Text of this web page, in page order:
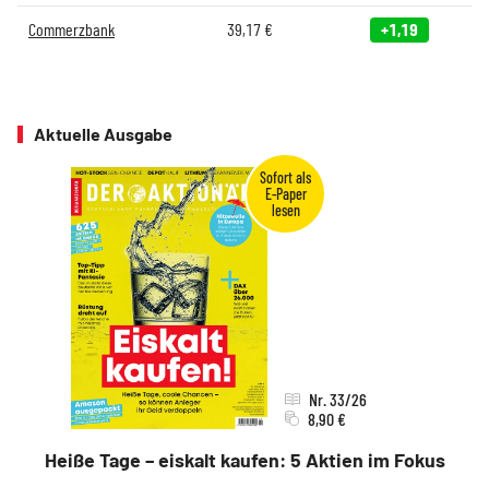
Commerzbank 39,17€ +1,19
Aktuelle Ausgabe
Heiße Tage – eiskalt kaufen: 5 Aktien im Fokus
Nr. 33/26
8,90 €